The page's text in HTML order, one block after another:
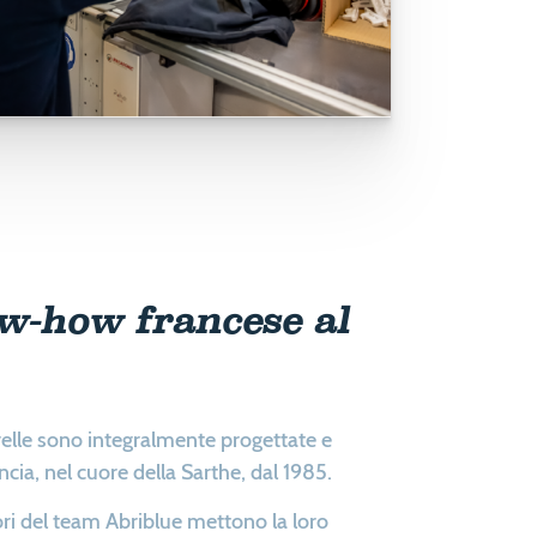
how francese al
sono integralmente progettate e
nel cuore della Sarthe, dal 1985.
del team Abriblue mettono la loro